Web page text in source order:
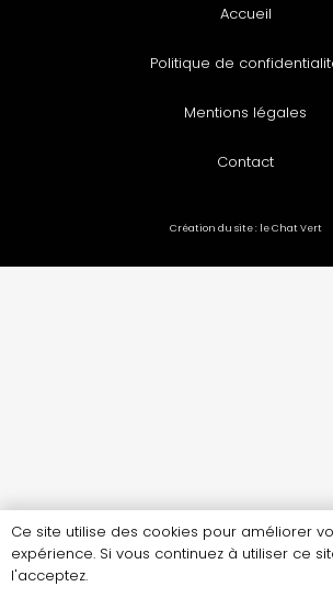
Accueil
Politique de
Mentions légales
Contact
Création du site : le Chat Vert
Ce site utilise des cookies pour améliorer
expérience. Si vous continuez à utiliser ce
l'acceptez.